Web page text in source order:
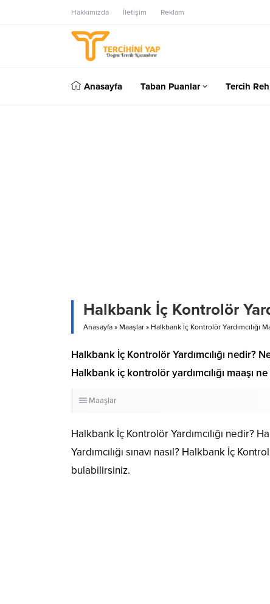
Hakkımızda İletişim Reklam
Anasayfa Taban Puanlar Tercih
Halkbank İç Kontrolör
Anasayfa » Maaşlar » Halkbank İç Kontrolör Yardımcılığı
Halkbank İç Kontrolör Yardımcılığı nedir?
Halkbank iç kontrolör yardımcılığı maaşı
Maaşlar
Halkbank İç Kontrolör Yardımcılığı nedir?
Yardımcılığı sınavı nasıl? Halkbank İç
bulabilirsiniz.